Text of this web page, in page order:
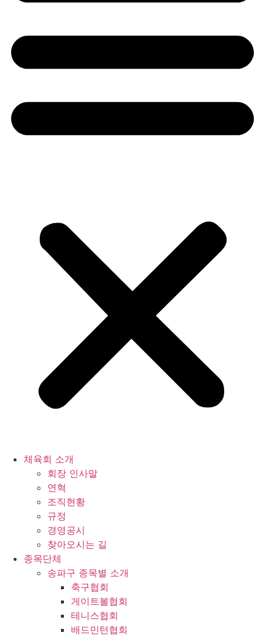
체육회 소개
회장 인사말
연혁
조직현황
규정
경영공시
찾아오시는 길
종목단체
송파구 종목별 소개
축구협회
게이트볼협회
테니스협회
배드민턴협회